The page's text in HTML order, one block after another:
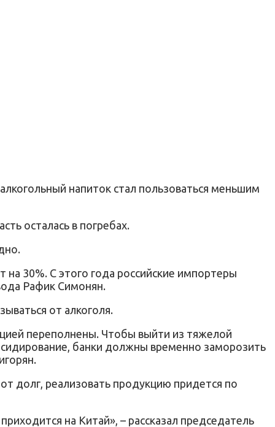
напиток стал пользоваться меньшим
осталась в погребах.
на 30%. С этого года российские импортеры
Рафик Симонян.
от алкоголя.
переполнены. Чтобы выйти из тяжелой
банки должны временно заморозить
долг, реализовать продукцию придется по
на Китай», – рассказал председатель